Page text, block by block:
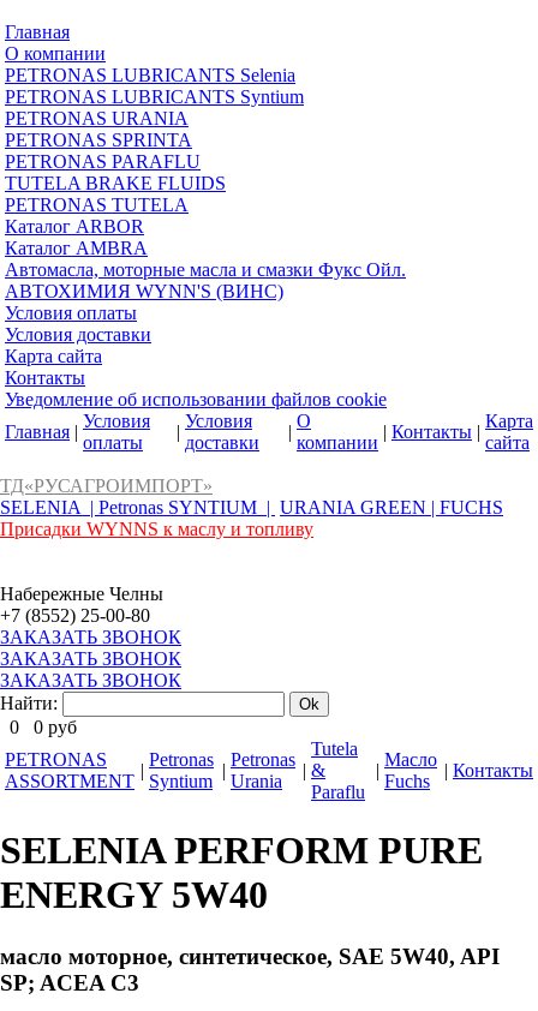
Главная
О компании
PETRONAS LUBRICANTS Selenia
PETRONAS LUBRICANTS Syntium
PETRONAS URANIA
PETRONAS SPRINTA
PETRONAS PARAFLU
TUTELA BRAKE FLUIDS
PETRONAS TUTELA
Каталог ARBOR
Каталог AMBRA
Автомасла, моторные масла и смазки Фукс Ойл.
АВТОХИМИЯ WYNN'S (ВИНС)
Условия оплаты
Условия доставки
Карта сайта
Контакты
Уведомление об использовании файлов cookie
Главная |
Условия
оплаты
|
Условия
доставки
|
О
компании
| Контакты |
Карта
сайта
ТД«РУСАГРОИМПОРТ»
SELENIA | Petronas SYNTIUM | URANIA GREEN | FUCHS
Присадки WYNNS к маслу и топливу
Набережные Челны
+7 (8552) 25-00-80
ЗАКАЗАТЬ ЗВОНОК
ЗАКАЗАТЬ ЗВОНОК
ЗАКАЗАТЬ ЗВОНОК
Найти:
0
0 руб
PETRONAS
ASSORTMENT
|
Petronas
Syntium
|
Petronas
Urania
|
Tutela
&
Paraflu
|
Масло
Fuchs
| Контакты
SELENIA PERFORM PURE
ENERGY 5W40
масло моторное, синтетическое, SAE 5W40, API
SP; ACEA C3